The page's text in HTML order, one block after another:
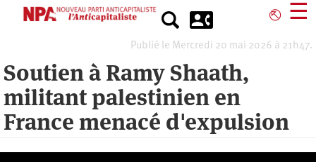
⎋ ☰
Publié le Mercredi 20 mai 2026 à 21h47.
Soutien à Ramy Shaath,
militant palestinien en
France menacé d'expulsion